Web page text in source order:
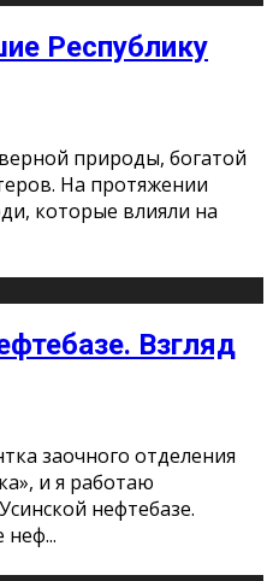
Республику
природы, богатой
На протяжении
которые влияли на
Взгляд
заочного отделения
и я работаю
нефтебазе.
неф...